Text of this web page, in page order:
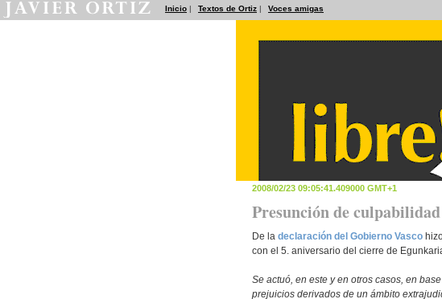
Inicio | Textos de Ortiz | Voces amigas
2008/02/23 09:05:41.409000 GMT+1
Presunción de culpabilidad
De la declaración del Gobierno Vasco
con el 5. aniversario del cierre de
Se actuó, en este y en otros casos, en
prejuicios derivados de un ámbito